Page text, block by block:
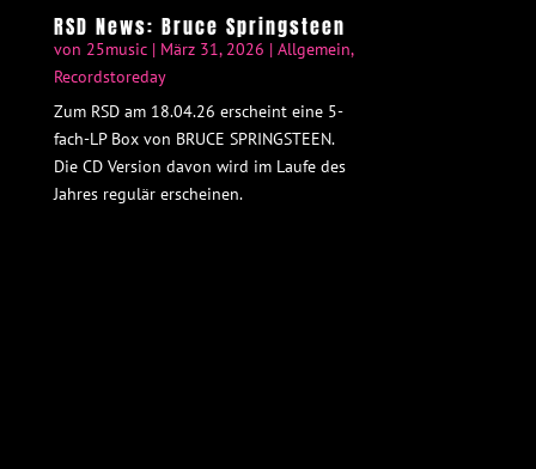
RSD News: Bruce Springsteen
von 25music| März 31, 2026 | Allgemein,
Recordstoreday
Zum RSD am 18.04.26 erscheint eine 5-
fach-LP Box von BRUCE SPRINGSTEEN.
Die CD Version davon wird im Laufe des
Jahres regulär erscheinen.